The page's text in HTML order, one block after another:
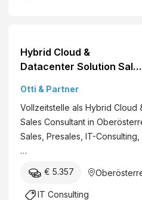
Hybrid Cloud &
Datacenter Solution Sales
Otti & Partner
Vollzeitstelle als Hybrid Cloud
Sales Consultant in
Sales, Presales, IT-
…
€ 5.357
IT Consulting